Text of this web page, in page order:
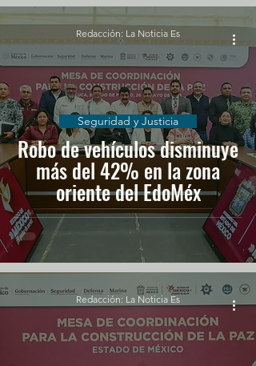
Robo de vehículos disminuye
más del 42% en la zona
oriente del EdoMéx
Seguridad y Justicia
Redacción: La Noticia Es
Redacción: La Noticia Es